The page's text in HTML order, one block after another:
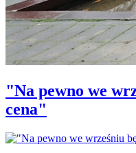
"Na pewno we
cena"